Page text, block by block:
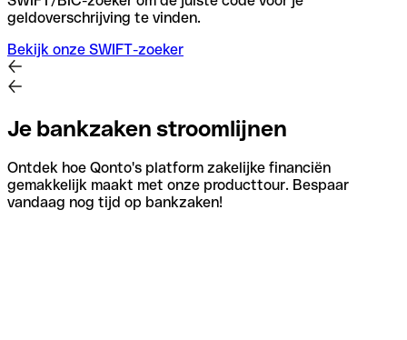
geldoverschrijving te vinden.
Bekijk onze SWIFT-zoeker
Je bankzaken stroomlijnen
Ontdek hoe Qonto's platform zakelijke financiën
gemakkelijk maakt met onze producttour. Bespaar
vandaag nog tijd op bankzaken!